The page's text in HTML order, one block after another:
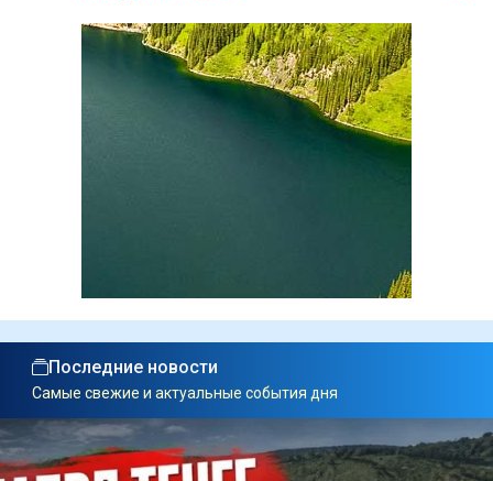
Последние новости
Самые свежие и актуальные события дня